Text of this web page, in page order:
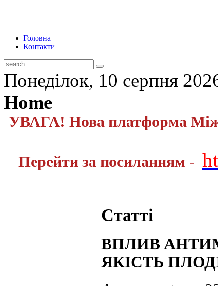
Головна
Контакти
Понеділок, 10 серпня
Home
УВАГА! Нова платформа
Перейти за посиланням -
Статті
ВПЛИВ
ЯКІСТЬ